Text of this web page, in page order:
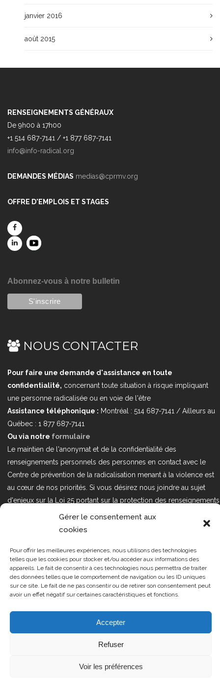
Gérer le consentement aux
cookies
Pour offrir les meilleures expériences, nous utilisons des technologies
telles que les cookies pour stocker et/ou accéder aux informations des
appareils. Le fait de consentir à ces technologies nous permettra de traiter
des données telles que le comportement de navigation ou les ID uniques
sur ce site. Le fait de ne pas consentir ou de retirer son consentement peut
avoir un effet négatif sur certaines caractéristiques et fonctions.
Accepter
Refuser
Voir les préférences
janvier 2016
août 2015
RENSEIGNEMENTS GÉNÉRAUX
De 9h00 à 17h00
+1 514 687-7141 / +1 877 687-7141
info@info-radical.org
DEMANDES MÉDIAS medias@cprmv.org
OFFRE D'EMPLOIS ET STAGES
Abonnez-vous à notre bulletin
NOUS CONTACTER
Pour faire une demande d'assistance en toute
confidentialité, concernant toute situation à risque impliquant
une personne radicalisée ou en voie de l'être
Assistance téléphonique : Montréal : 514 687-7141 / Ailleurs au
Québec : 1 877 687-7141
Ou via notre formulaire
Le maintien de l'anonymat et de la confidentialité des
renseignements personnels des personnes en contact avec le
Centre de prévention de la radicalisation menant à la violence est
au cœur de nos priorités. Si vous désirez nous joindre au sujet
d'enjeux sur la Loi 25 portant sur la protection des renseignements
personnels dans le secteur privé, veuillez communiquer avec
nous à l'adresse courriel suivant : loi25@cprmv.org Pour en savoir
Tous droits réservés @2019 CPRMV
| Centre de prévention de la
radicalisation menant à la violence
(CPRMV)